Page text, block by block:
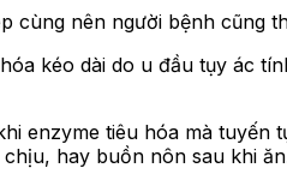
nên người bệnh cũng
kéo dài do u đầu tụy ác
enzyme tiêu hóa mà
hay buồn nôn sau khi